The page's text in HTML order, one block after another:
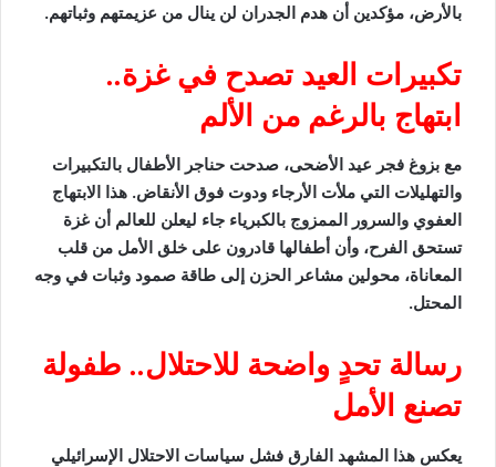
بالأرض، مؤكدين أن هدم الجدران لن ينال من عزيمتهم وثباتهم.
تكبيرات العيد تصدح في غزة..
ابتهاج بالرغم من الألم
مع بزوغ فجر عيد الأضحى، صدحت حناجر الأطفال بالتكبيرات
والتهليلات التي ملأت الأرجاء ودوت فوق الأنقاض. هذا الابتهاج
العفوي والسرور الممزوج بالكبرياء جاء ليعلن للعالم أن غزة
تستحق الفرح، وأن أطفالها قادرون على خلق الأمل من قلب
المعاناة، محولين مشاعر الحزن إلى طاقة صمود وثبات في وجه
المحتل.
رسالة تحدٍ واضحة للاحتلال.. طفولة
تصنع الأمل
يعكس هذا المشهد الفارق فشل سياسات الاحتلال الإسرائيلي